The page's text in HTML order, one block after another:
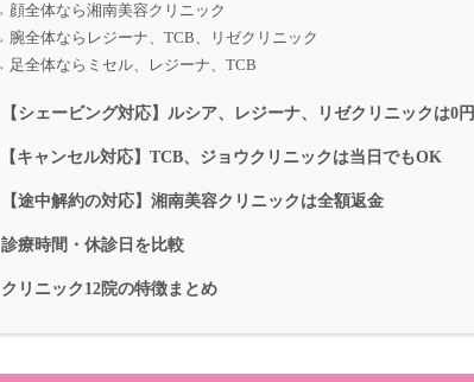
顔全体なら湘南美容クリニック
腕全体ならレジーナ、TCB、リゼクリニック
足全体ならミセル、レジーナ、TCB
【シェービング対応】ルシア、レジーナ、リゼクリニックは0円
【キャンセル対応】TCB、ジョウクリニックは当日でもOK
【途中解約の対応】湘南美容クリニックは全額返金
診療時間・休診日を比較
クリニック12院の特徴まとめ